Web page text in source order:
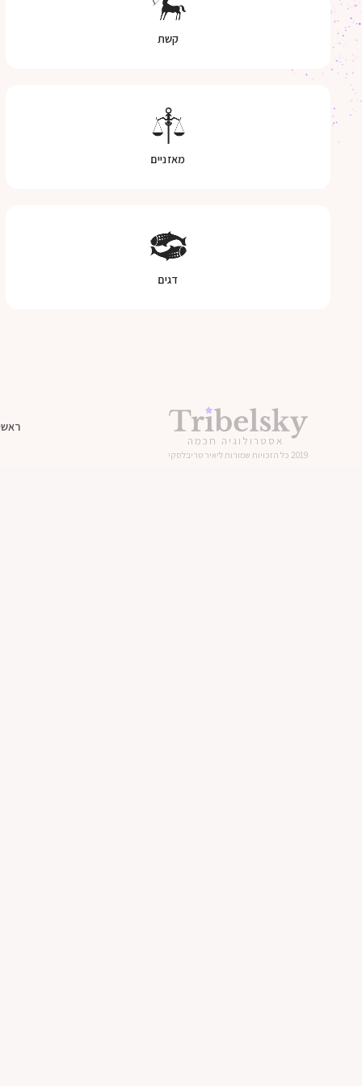
קשת
מאזניים
דגים
אסטרולוגיה חכמה
2019 כל הזכויות שמורות ליאיר טריבלסקי